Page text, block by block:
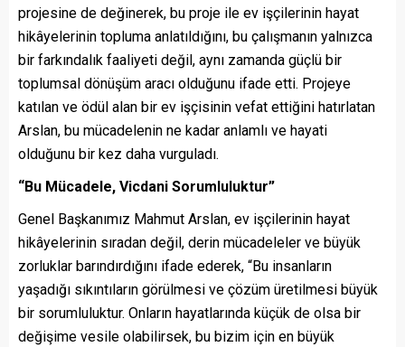
projesine de değinerek, bu proje ile ev işçilerinin hayat
hikâyelerinin topluma anlatıldığını, bu çalışmanın yalnızca
bir farkındalık faaliyeti değil, aynı zamanda güçlü bir
toplumsal dönüşüm aracı olduğunu ifade etti. Projeye
katılan ve ödül alan bir ev işçisinin vefat ettiğini hatırlatan
Arslan, bu mücadelenin ne kadar anlamlı ve hayati
olduğunu bir kez daha vurguladı.
“Bu Mücadele, Vicdani Sorumluluktur”
Genel Başkanımız Mahmut Arslan, ev işçilerinin hayat
hikâyelerinin sıradan değil, derin mücadeleler ve büyük
zorluklar barındırdığını ifade ederek, “Bu insanların
yaşadığı sıkıntıların görülmesi ve çözüm üretilmesi büyük
bir sorumluluktur. Onların hayatlarında küçük de olsa bir
değişime vesile olabilirsek, bu bizim için en büyük